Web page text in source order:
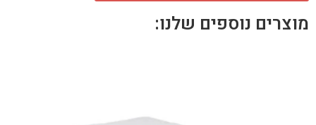
מוצרים נוספים שלנו: